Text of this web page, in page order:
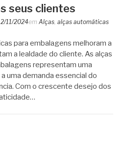
seus clientes
11/2024em Alças, alças automáticas
para embalagens melhoram a
a lealdade do cliente. As alças
representam uma
uma demanda essencial do
Com o crescente desejo dos